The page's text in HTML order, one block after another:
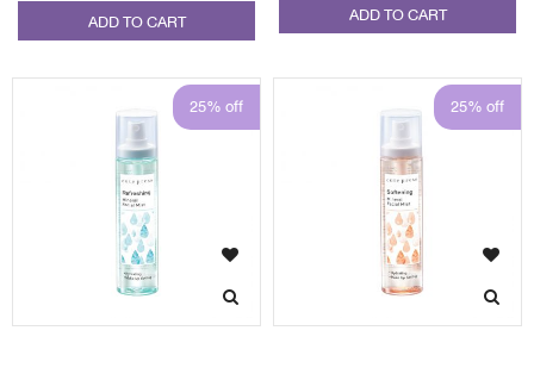
ADD TO CART ADD TO CART
25% off 25% off